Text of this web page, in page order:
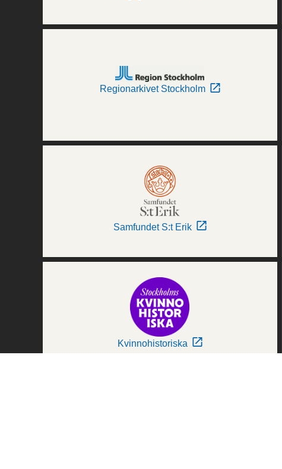
Regionarkivet Stockholm
Samfundet S:t Erik
Kvinnohistoriska